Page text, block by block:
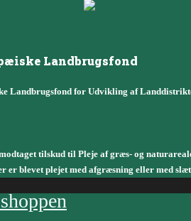
Landbrugsfond
Landbrugsfond for Udvikling af
tilskud til Pleje af græs- og
er blevet plejet med afgræsning eller med